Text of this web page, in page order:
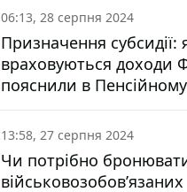
06:13, 28 серпня 2024
Призначення субсидії:
враховуються доходи
пояснили в Пенсійному
фонді
13:58, 27 серпня 2024
Чи потрібно
військовозобов’язаних